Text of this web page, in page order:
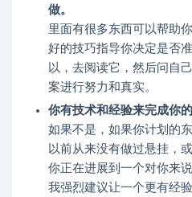
做。
里面有很多东西可以帮助
好的技巧指导你决定是否
以，去阅读它，然后问自
案进行努力和真实。
你有技术和经验来完成你
如果不是，如果你计划的
以前从来没有做过悬挂，
你正在进展到一个对你来
我强烈建议让一个更有经